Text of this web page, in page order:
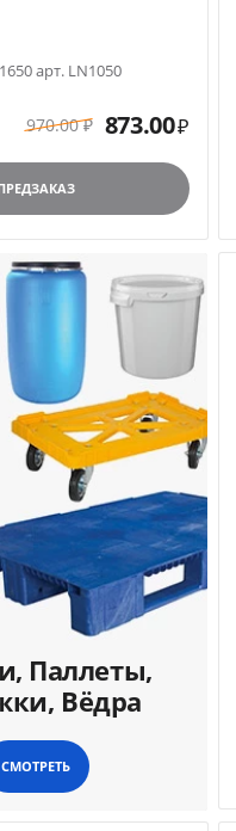
арт. LN1050
970.00 ₽ 873.00₽
Паллеты,
Вёдра
СМОТРЕТЬ